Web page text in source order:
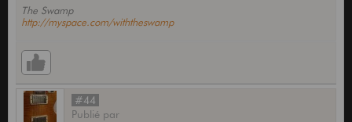
The Swamp
http://myspace.com/withtheswamp
#44
Publié par